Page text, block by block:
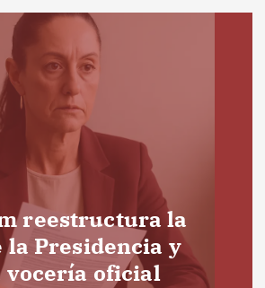
reestructura la
la Presidencia y
oficial